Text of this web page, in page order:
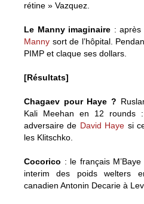
rétine » Vazquez.
Le Manny imaginaire : après
Manny sort de l’hôpital.
PIMP et claque ses dollars.
[Résultats]
Chagaev pour Haye ?
Kali Meehan en 12 rounds
adversaire de David Haye si
les Klitschko.
Cocorico : le français
interim des poids welters
canadien Antonin Decarie à